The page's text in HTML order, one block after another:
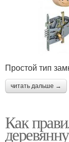
Простой тип
читать дальше →
Как